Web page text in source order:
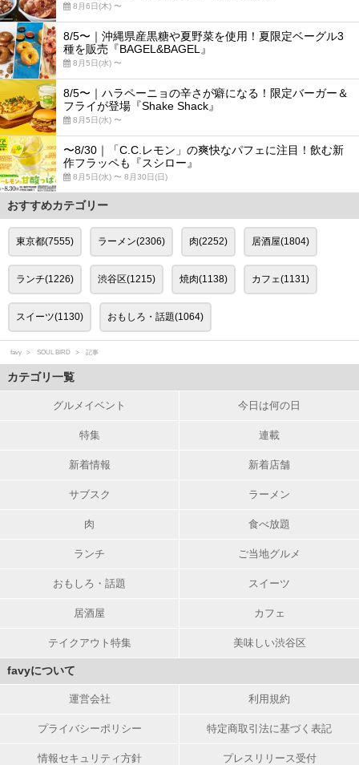
8月6日(木) 〜
8/5〜｜沖縄県産黒糖や夏野菜を使用！夏限定ベーグル3
種を販売『BAGEL&BAGEL』
8月5日(水) 〜
8/5〜｜ハラペーニョの辛さが癖になる！限定バーガー＆
フライが登場『Shake Shack』
8月5日(水) 〜
〜8/30｜「C.C.レモン」の爽快なパフェに注目！飲む新
作フラッペも『スシロー』
8月5日(水) 〜 8月30日(日)
おすすめカテゴリー
東京都(7555) ラーメン(2306) 肉(2252) 居酒屋(1804)
ランチ(1226) 渋谷区(1215) 焼肉(1138) カフェ(1131)
スイーツ(1130) おもしろ・話題(1064)
favy SOUL BIRD 記事
カテゴリ一覧
グルメイベント 今日は何の日
特集 連載
新着情報 新着店舗
サブスク ラーメン
肉 食べ放題
ランチ ご当地グルメ
おもしろ・話題 スイーツ
居酒屋 カフェ
テイクアウト特集 美味しい渋谷区
favyについて
運営会社 利用規約
プライバシーポリシー 特定商取引法に基づく表記
情報セキュリティ方針 プレスリリース受付